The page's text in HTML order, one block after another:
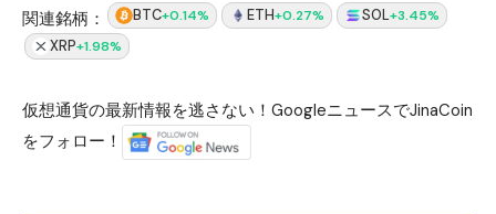
関連銘柄：
BTC+0.14% ETH+0.27% SOL+3.45%
XRP+1.98%
仮想通貨の最新情報を逃さない！GoogleニュースでJinaCoin
をフォロー！